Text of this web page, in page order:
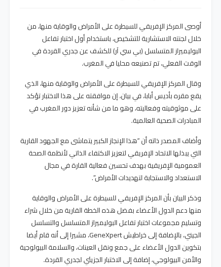
أوصى المركز الإفريقي للسيطرة على الأمراض والوقاية منها، من
خلال لجنته الاستشارية للتشخيص، باستخدام أول اختبار تفاعل
البوليميراز المتسلسل (بي سي آر) للكشف عن جدري القردة في
الوقت الفعلي، تم تصنيعه محليا في المغرب.
وقال المركز الإفريقي للسيطرة على الأمراض والوقاية منها، الذي
يقع مقره بأديس أبابا، في بيان، إن موافقته على هذا الاختبار تؤكد
على موثوقيته وفعاليته، وهو ما من شأنه تعزيز دور المغرب في
المبادرات الصحية العالمية.
وأضاف المصدر ذاته أن “هذا الإنجاز الكبير يتماشى مع الجهود القارية
التي يبذلها الاتحاد الإفريقي لتعزيز الاكتفاء الذاتي لأنظمة الصحة
العمومية الإفريقية بهدف تحسين فعالية القارة في مجال
الاستعداد والاستجابة لتهديدات الأمراض”.
وذكر البيان بأن المركز الإفريقي للسيطرة على الأمراض والوقاية
منها دعم الدول الأعضاء بفضل هذه الخطة القارية من خلال شراء
وتسليم مجموعات اختبار تفاعل البوليميراز المتسلسل والتسلسل
الجيني، بالإضافة إلى خراطيش GeneXpert، مشيرا إلى أنه قام أيضا
بتكوين الدول الأعضاء على جمع ونقل العينات، والسلامة البيولوجية
والأمن البيولوجي، إضافة إلى الاختبار الجزيئي لجدري القردة.